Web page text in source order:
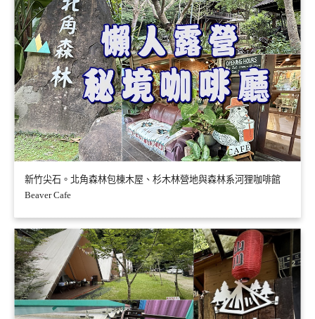
新竹尖石。北角森林包棟木屋、杉木林營地與森林系河狸咖啡館
Beaver Cafe